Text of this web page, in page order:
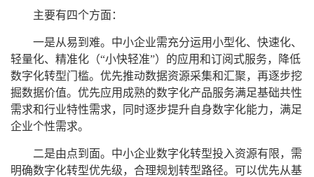
主要有四个方面：
一是从易到难。中小企业需充分运用小型化、快速化、
轻量化、精准化（“小快轻准”）的应用和订阅式服务，降低
数字化转型门槛。优先推动数据资源采集和汇聚，再逐步挖
掘数据价值。优先应用成熟的数字化产品服务满足基础共性
需求和行业特性需求，同时逐步提升自身数字化能力，满足
企业个性需求。
二是由点到面。中小企业数字化转型投入资源有限，需
明确数字化转型优先级，合理规划转型路径。可以优先从基